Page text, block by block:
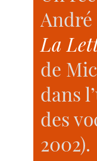
André
La
de
dans
des
2002).